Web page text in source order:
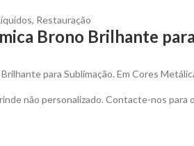
, Restauração
Brono Brilhante
para Sublimação. Em Cores
não personalizado. Contacte-nos